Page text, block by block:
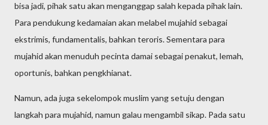
bisa jadi, pihak satu akan menganggap salah kepada pihak lain.
Para pendukung kedamaian akan melabel mujahid sebagai
ekstrimis, fundamentalis, bahkan teroris. Sementara para
mujahid akan menuduh pecinta damai sebagai penakut, lemah,
oportunis, bahkan pengkhianat.
Namun, ada juga sekelompok muslim yang setuju dengan
langkah para mujahid, namun galau mengambil sikap. Pada satu